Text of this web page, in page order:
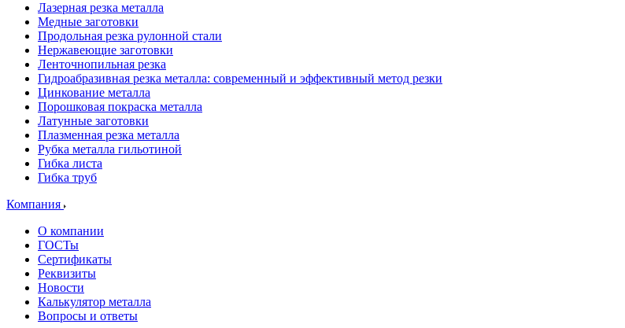
Лазерная резка металла
Медные заготовки
Продольная резка рулонной стали
Нержавеющие заготовки
Ленточнопильная резка
Гидроабразивная резка металла: современный и эффективный метод резки
Цинкование металла
Порошковая покраска металла
Латунные заготовки
Плазменная резка металла
Рубка металла гильотиной
Гибка листа
Гибка труб
Компания
О компании
ГОСТы
Сертификаты
Реквизиты
Новости
Калькулятор металла
Вопросы и ответы